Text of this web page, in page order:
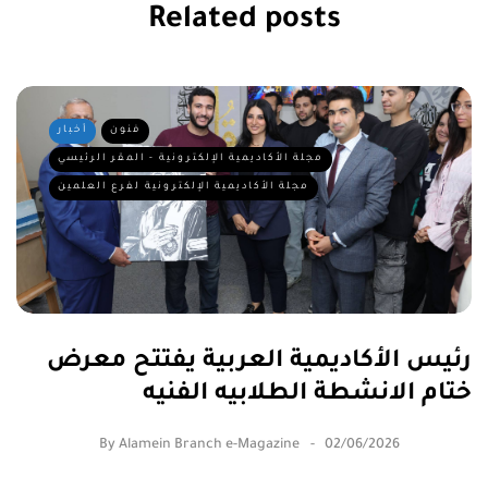
Related posts
أخبار فنون
مجلة الأكاديمية الإلكترونية - المقر الرئيسي
مجلة الأكاديمية الإلكترونية لفرع العلمين
رئيس الأكاديمية العربية يفتتح معرض
ختام الانشطة الطلابيه الفنيه
By Alamein Branch e-Magazine 02/06/2026